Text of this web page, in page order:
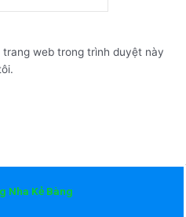
web trong trình duyệt này
Nha Kẻ Bàng